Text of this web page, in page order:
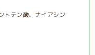
トテン酸、ナイアシン